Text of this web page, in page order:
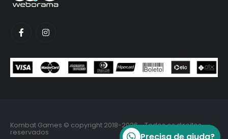
Kombat Games © copyright 2018-2026 - Todos os direitos
reservados
Precisa de ajuda?